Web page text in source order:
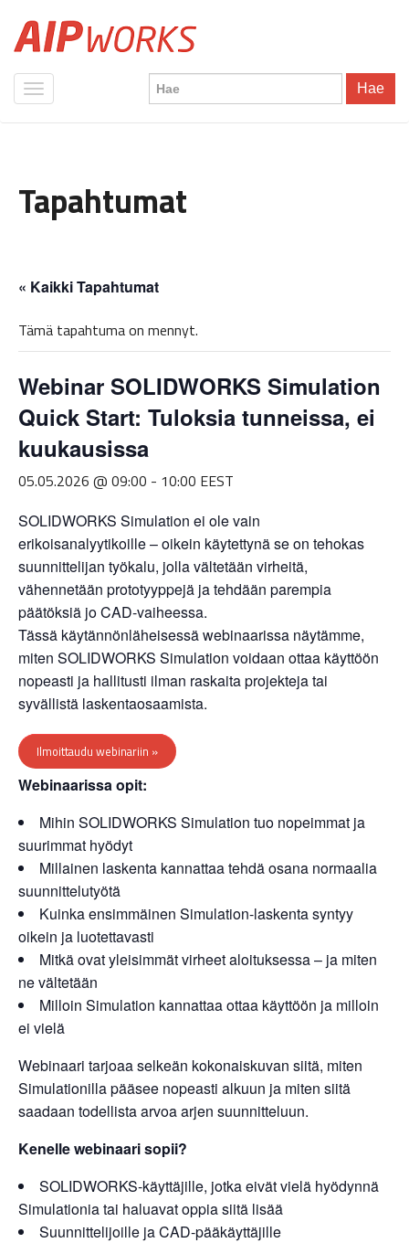
Hae
Tapahtumat
« Kaikki Tapahtumat
Tämä tapahtuma on mennyt.
Webinar SOLIDWORKS Simulation
Quick Start: Tuloksia tunneissa, ei
kuukausissa
05.05.2026 @ 09:00 - 10:00 EEST
SOLIDWORKS Simulation ei ole vain
erikoisanalyytikoille – oikein käytettynä se on tehokas
suunnittelijan työkalu, jolla vältetään virheitä,
vähennetään prototyyppejä ja tehdään parempia
päätöksiä jo CAD‑vaiheessa.
Tässä käytännönläheisessä webinaarissa näytämme,
miten SOLIDWORKS Simulation voidaan ottaa käyttöön
nopeasti ja hallitusti ilman raskaita projekteja tai
syvällistä laskentaosaamista.
Ilmoittaudu webinariin »
Webinaarissa opit:
Mihin SOLIDWORKS Simulation tuo nopeimmat ja
suurimmat hyödyt
Millainen laskenta kannattaa tehdä osana normaalia
suunnittelutyötä
Kuinka ensimmäinen Simulation-laskenta syntyy
oikein ja luotettavasti
Mitkä ovat yleisimmät virheet aloituksessa – ja miten
ne vältetään
Milloin Simulation kannattaa ottaa käyttöön ja milloin
ei vielä
Webinaari tarjoaa selkeän kokonaiskuvan siitä, miten
Simulationilla pääsee nopeasti alkuun ja miten siitä
saadaan todellista arvoa arjen suunnitteluun.
Kenelle webinaari sopii?
SOLIDWORKS‑käyttäjille, jotka eivät vielä hyödynnä
Simulationia tai haluavat oppia siitä lisää
Suunnittelijoille ja CAD‑pääkäyttäjille